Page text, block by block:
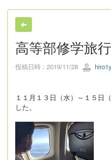
高等部修学旅行
投稿日時 : 2019/11/28
１１月１３日（水）～１５日
した。